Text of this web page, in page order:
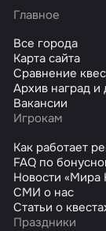
Главное
Все города
Карта сайта
Сравнение
Архив наград и
Вакансии
Игрокам
Как работает
FAQ по
Новости «Мира
СМИ о нас
Статьи о
Праздники